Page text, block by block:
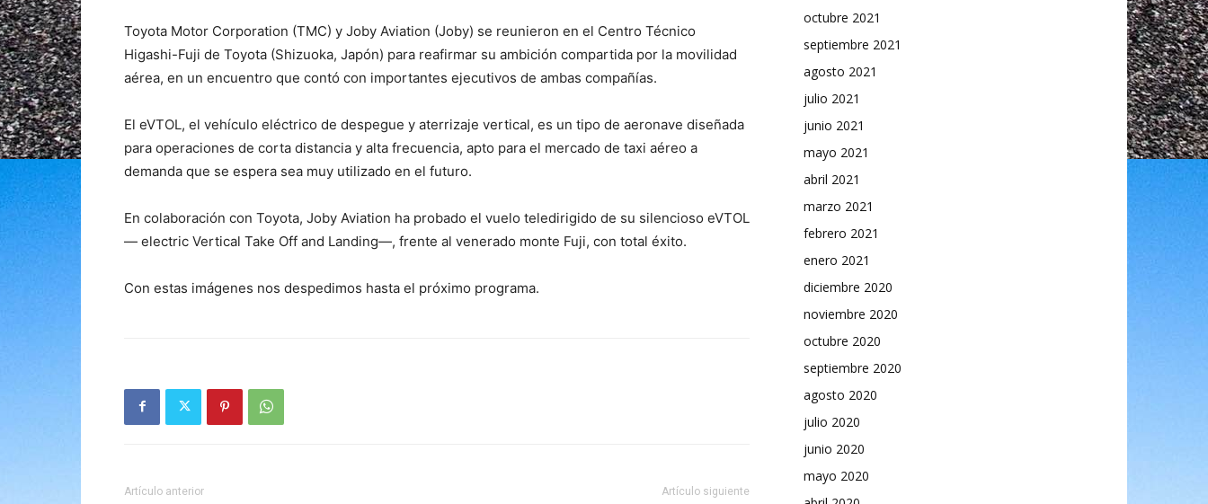
Toyota Motor Corporation (TMC) y Joby Aviation (Joby) se reunieron en el Centro Técnico
Higashi-Fuji de Toyota (Shizuoka, Japón) para reafirmar su ambición compartida por la movilidad
aérea, en un encuentro que contó con importantes ejecutivos de ambas compañías.
El eVTOL, el vehículo eléctrico de despegue y aterrizaje vertical, es un tipo de aeronave diseñada
para operaciones de corta distancia y alta frecuencia, apto para el mercado de taxi aéreo a
demanda que se espera sea muy utilizado en el futuro.
En colaboración con Toyota, Joby Aviation ha probado el vuelo teledirigido de su silencioso eVTOL
— electric Vertical Take Off and Landing—, frente al venerado monte Fuji, con total éxito.
Con estas imágenes nos despedimos hasta el próximo programa.
Artículo anterior Artículo siguiente
octubre 2021
septiembre 2021
agosto 2021
julio 2021
junio 2021
mayo 2021
abril 2021
marzo 2021
febrero 2021
enero 2021
diciembre 2020
noviembre 2020
octubre 2020
septiembre 2020
agosto 2020
julio 2020
junio 2020
mayo 2020